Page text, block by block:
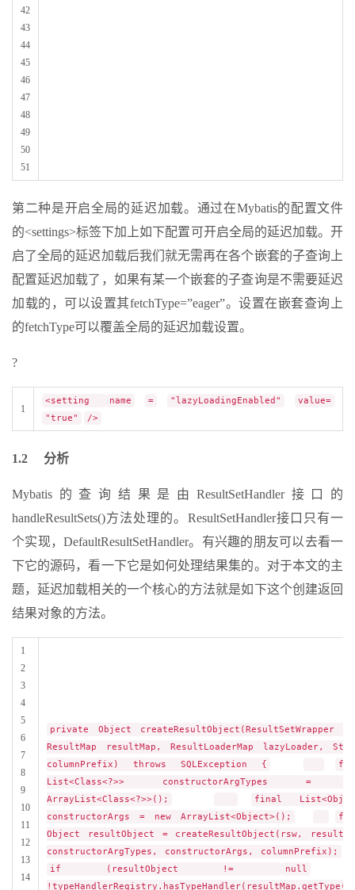
42
43
44
45
46
47
48
49
50
51
第二种是开启全局的延迟加载。通过在Mybatis的配置文件
的<settings>标签下加上如下配置可开启全局的延迟加载。开
启了全局的延迟加载后我们就无需再在各个嵌套的子查询上
配置延迟加载了，如果有某一个嵌套的子查询是不需要延迟
加载的，可以设置其fetchType=”eager”。设置在嵌套查询上
的fetchType可以覆盖全局的延迟加载设置。
?
1
<setting name = "lazyLoadingEnabled"
value=
"true"
/>
1.2 分析
Mybatis的查询结果是由ResultSetHandler接口的
handleResultSets()方法处理的。ResultSetHandler接口只有一
个实现，DefaultResultSetHandler。有兴趣的朋友可以去看一
下它的源码，看一下它是如何处理结果集的。对于本文的主
题，延迟加载相关的一个核心的方法就是如下这个创建返回
结果对象的方法。
1
2
3
4
5
6
7
8
9
10
11
12
13
14
private Object createResultObject(ResultSetWrapper
ResultMap resultMap, ResultLoaderMap lazyLoader,
columnPrefix) throws SQLException {
List<Class<?>> constructorArgTypes =
ArrayList<Class<?>>();
final
constructorArgs = new ArrayList<Object>();
Object resultObject = createResultObject(rsw,
constructorArgTypes, constructorArgs, columnPrefix);
if (resultObject !=
null